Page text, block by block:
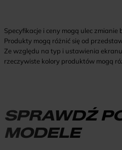
Specyfikacje i ceny mogą ulec zmianie
Produkty mogą różnić się od
Ze względu na typ i ustawienia
rzeczywiste kolory produktów mogą
SPRAWDŹ
MODELE